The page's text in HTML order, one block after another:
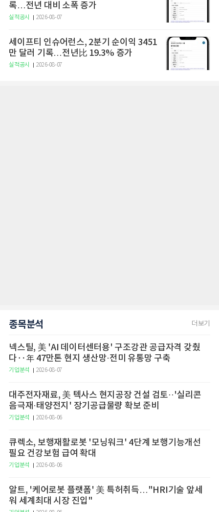
록…전년 대비 소폭 증가
실적공시 2026-08-07
세이프티 인슈어런스, 2분기 순이익 3451
만 달러 기록…전년比 19.3% 증가
실적공시 2026-08-07
종목분석 더보기
넥스틸, 美 'AI 데이터센터용' 구조강관 공급자격 갖췄
다‥年 47만톤 현지 생산망·전미 유통망 구축
기업분석 2026-08-07
대주전자재료, 美 텍사스 현지공장 건설 검토··'실리콘
음극재·태양전지' 장기공급물량 확보 준비
기업분석 2026-08-06
큐렉소, 보행재활로봇 '모닝워크' 4단계 보행기능개선
필요 건강보험 급여 확대
기업분석 2026-08-06
알트, '케어로봇 플랫폼' 美 특허취득…"HRI기술 앞세
워 세계최대 시장 진입"